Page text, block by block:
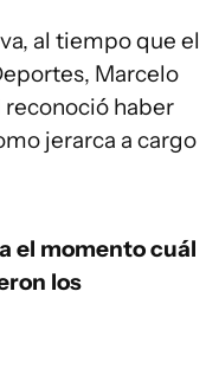
al tiempo que el
Marcelo
haber
jerarca a cargo
el momento cuál
los